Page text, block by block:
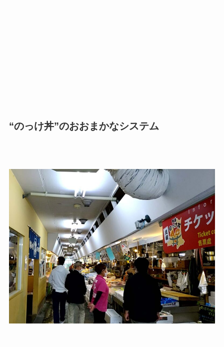
“のっけ丼”のおおまかなシステム